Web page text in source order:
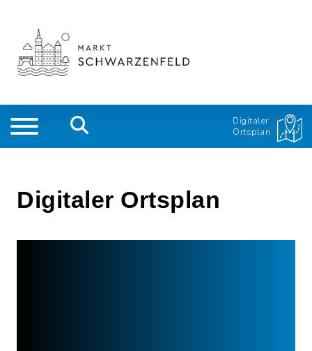
Digitaler
Ortsplan
Digitaler Ortsplan